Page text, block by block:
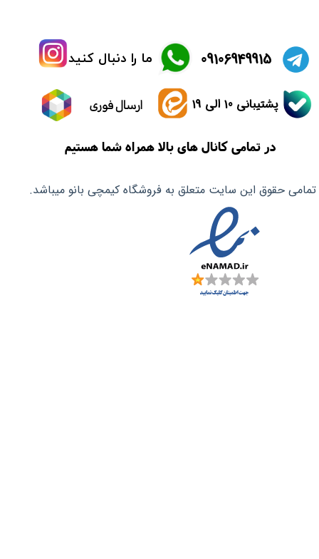
تمامی حقوق این سایت متعلق به فروشگاه کیمچی بانو میباشد.
ما را دنبال کنید ​09106949915
ارسال فوری پشتیبانی 10 الی 19
در تمامی کانال های بالا همراه شما هستیم